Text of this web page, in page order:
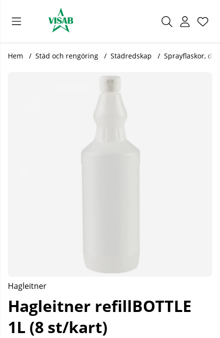
.
Hem Städ och rengöring Städredskap Sprayflaskor,
Hagleitner
Hagleitner refillBOTTLE
1L (8 st/kart)